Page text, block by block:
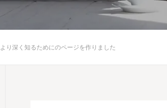
より深く知るためにのページを作りました